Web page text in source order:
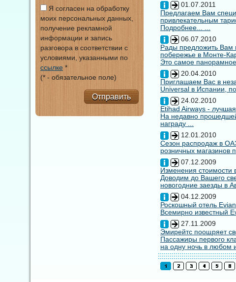
01.07.2011
Предлагаем Вам
привлекательным
Подробнее... ...
06.07.2010
Рады предложить
побережье в Монте-
Это самое
20.04.2010
Приглашаем Вас в
Universal в Испании,
24.02.2010
Etihad Airways -
На недавно
награду ...
12.01.2010
Сезон распродаж в
розничных магазинов
07.12.2009
Изменения стоимости
Доводим до Вашего
новогодние заезды в
04.12.2009
Роскошный отель
Всемирно известный
27.11.2009
Эмирейтс поощряет
Пассажиры первого
на одну ночь в любом
Я согласен на обработку
моих персональных данных,
получение рекламной
информации и запись
разговора в соответствии с
условиями, указанными по
ссылке *
(* - обязательное поле)
Отправить